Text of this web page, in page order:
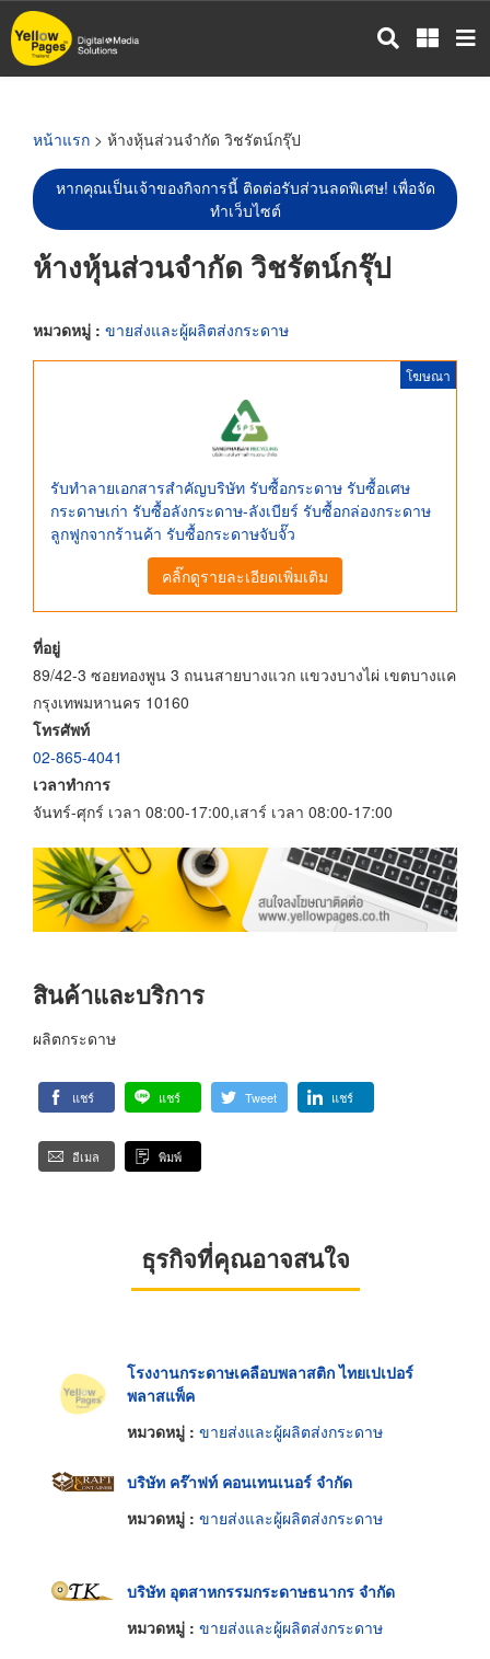
ข้าม
ไป
หน้าแรก > ห้างหุ้นส่วนจำกัด วิชรัตน์กรุ๊ป
หากคุณเป็นเจ้าของกิจการนี้ ติดต่อรับส่วนลดพิเศษ! เพื่อจัด
ทำเว็บไซต์
ห้างหุ้นส่วนจำกัด วิชรัตน์กรุ๊ป
หมวดหมู่ : ขายส่งและผู้ผลิตส่งกระดาษ
โฆษณา
รับทำลายเอกสารสำคัญบริษัท รับซื้อกระดาษ รับซื้อเศษ
กระดาษเก่า รับซื้อลังกระดาษ-ลังเบียร์ รับซื้อกล่องกระดาษ
ลูกฟูกจากร้านค้า รับซื้อกระดาษจับจั๊ว
คลิ๊กดูรายละเอียดเพิ่มเติม
ที่อยู่
89/42-3 ซอยทองพูน 3 ถนนสายบางแวก แขวงบางไผ่ เขตบางแค
กรุงเทพมหานคร 10160
โทรศัพท์
02-865-4041
เวลาทำการ
จันทร์-ศุกร์ เวลา 08:00-17:00,เสาร์ เวลา 08:00-17:00
สินค้าและบริการ
ผลิตกระดาษ
แชร์ แชร์ Tweet แชร์
อีเมล พิมพ์
ธุรกิจที่คุณอาจสนใจ
โรงงานกระดาษเคลือบพลาสติก ไทยเปเปอร์
พลาสแพ็ค
หมวดหมู่ : ขายส่งและผู้ผลิตส่งกระดาษ
บริษัท คร๊าฟท์ คอนเทนเนอร์ จำกัด
หมวดหมู่ : ขายส่งและผู้ผลิตส่งกระดาษ
บริษัท อุตสาหกรรมกระดาษธนากร จำกัด
หมวดหมู่ : ขายส่งและผู้ผลิตส่งกระดาษ